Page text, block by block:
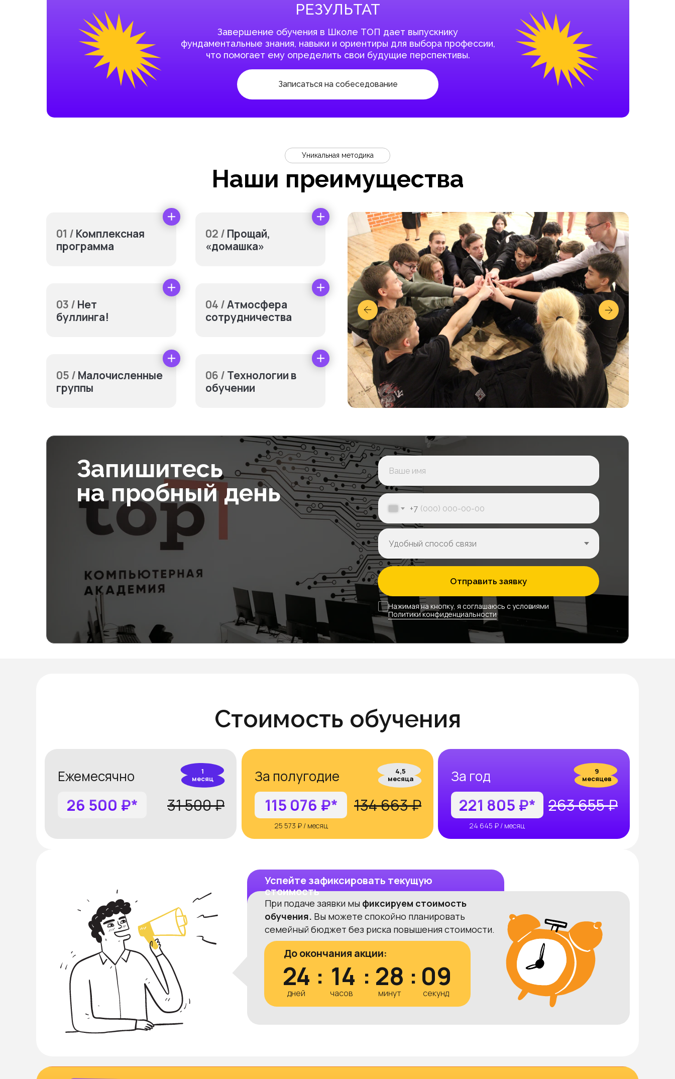
РЕЗУЛЬТАТ
Завершение обучения в Школе ТОП дает выпускнику
фундаментальные знания, навыки и ориентиры для выбора профессии,
что помогает ему определить свои будущие перспективы.
Записаться на собеседование
Наши преимущества
Уникальная методика
01 / Комплексная
программа
02 / Прощай,
«домашка»
03 / Нет
буллинга!
04 /Атмосфера
сотрудничества
05 / Малочисленные
группы
06 / Технологии в
обучении
Запишитесь
на пробный день
+7
Отправить заявку
Нажимая на кнопку, я соглашаюсь с условиями
Политики конфиденциальности
Ежемесячно
Оставить заявку
Стоимость обучения
1
месяц
Дополнительно оплачивается
За полугодие
4,5
месяца
За год
9
месяцев
от 14 000₽ 5 000₽
26 500 ₽* 31 500 ₽ 115 076 ₽* 134 663 ₽ 221 805 ₽* 263 655 ₽
25 573 ₽ / месяц 24 645 ₽ / месяц
Дополнительно оплачивается
Питание
10 000₽
Учебники
от 14 000₽
Единоразово Канцелярия
5 000₽
Единоразово Продленка
7 000₽
В месяц
Успейте зафиксировать текущую
стоимость
При подаче заявки мы фиксируем стоимость
обучения. Вы можете спокойно планировать
семейный бюджет без риска повышения стоимости.
До окончания акции:
дней часов минут секунд
24 14 28 08
:
: :